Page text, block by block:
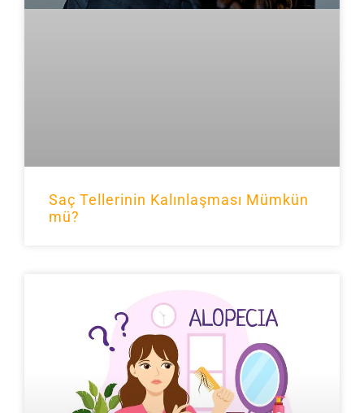
Saç Tellerinin Kalınlaşması Mümkün
mü?